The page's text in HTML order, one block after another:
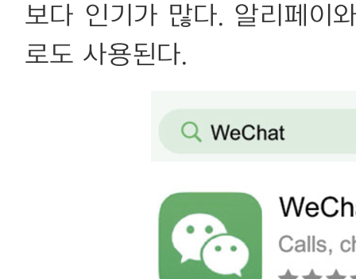
보다 인기가 많다. 알리페이
로도 사용된다.